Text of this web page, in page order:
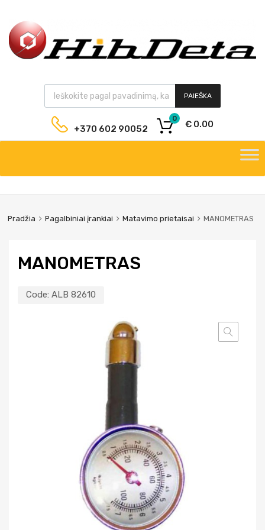
PAIEŠKA
+370 602 90052 € 0.00
0
Pradžia Pagalbiniai įrankiai Matavimo prietaisai MANOMETRAS
MANOMETRAS
Code: ALB 82610